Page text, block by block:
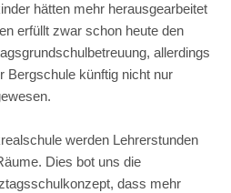
hätten mehr herausgearbeitet
erfüllt zwar schon heute den
allerdings
Bergschule künftig nicht nur
werden Lehrerstunden
Dies bot uns die
dass mehr